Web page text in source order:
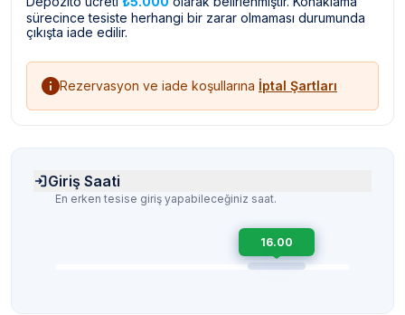
sürecince tesiste herhangi bir zarar olmaması durumunda
çıkışta iade edilir.
Rezervasyon ve iade koşullarına İptal Şartları
Giriş Saati
En erken tesise giriş yapabileceğiniz saat.
16.00